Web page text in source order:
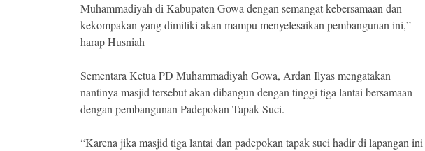
Muhammadiyah di Kabupaten Gowa dengan semangat kebersamaan dan
kekompakan yang dimiliki akan mampu menyelesaikan pembangunan ini,”
harap Husniah
Sementara Ketua PD Muhammadiyah Gowa, Ardan Ilyas mengatakan
nantinya masjid tersebut akan dibangun dengan tinggi tiga lantai bersamaan
dengan pembangunan Padepokan Tapak Suci.
“Karena jika masjid tiga lantai dan padepokan tapak suci hadir di lapangan ini